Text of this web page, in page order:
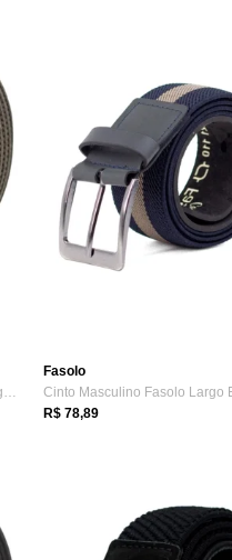
Cinto Masculino Fasolo Casual Largo Elás...
Fasolo
R$ 78,89